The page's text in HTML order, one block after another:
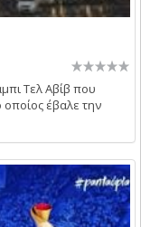
Τελ Αβίβ που
οποίος έβαλε την